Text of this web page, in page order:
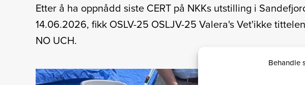
Behandle
Etter å ha oppnådd siste CERT på NKKs utstilling i
14.06.2026, fikk OSLV-25 OSLJV-25 Valera's Vet'ikke tittelen
NO UCH.